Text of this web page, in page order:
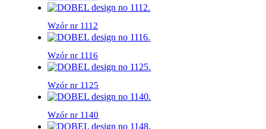
Wzór nr 1112
Wzór nr 1116
Wzór nr 1125
Wzór nr 1140